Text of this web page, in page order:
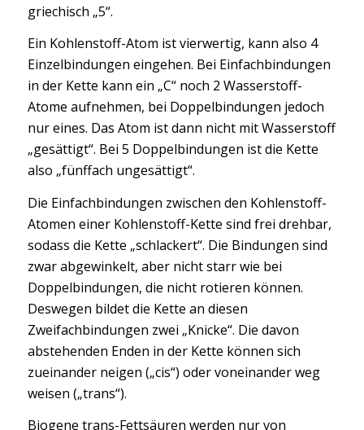
griechisch „5“.
Ein Kohlenstoff-Atom ist vierwertig, kann also 4
Einzelbindungen eingehen. Bei Einfachbindungen
in der Kette kann ein „C“ noch 2 Wasserstoff-
Atome aufnehmen, bei Doppelbindungen jedoch
nur eines. Das Atom ist dann nicht mit Wasserstoff
„gesättigt“. Bei 5 Doppelbindungen ist die Kette
also „fünffach ungesättigt“.
Die Einfachbindungen zwischen den Kohlenstoff-
Atomen einer Kohlenstoff-Kette sind frei drehbar,
sodass die Kette „schlackert“. Die Bindungen sind
zwar abgewinkelt, aber nicht starr wie bei
Doppelbindungen, die nicht rotieren können.
Deswegen bildet die Kette an diesen
Zweifachbindungen zwei „Knicke“. Die davon
abstehenden Enden in der Kette können sich
zueinander neigen („cis“) oder voneinander weg
weisen („trans“).
Biogene trans-Fettsäuren werden nur von